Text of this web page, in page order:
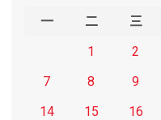
一 二 三
1
2
7
8 9
14
15 16